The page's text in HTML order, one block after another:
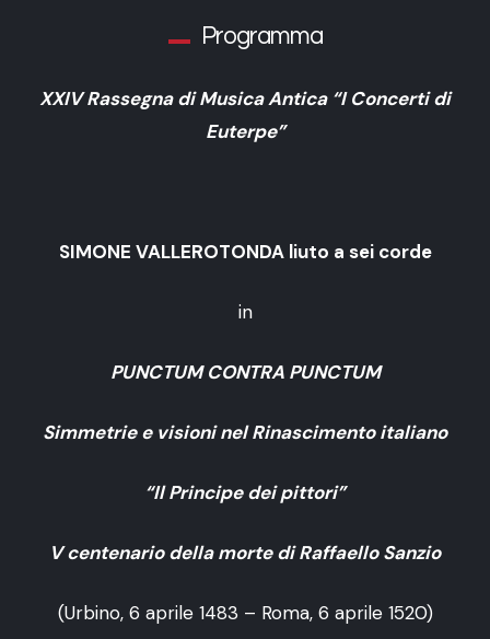
Programma
XXIV Rassegna di Musica Antica “I Concerti di
Euterpe”
SIMONE VALLEROTONDA liuto a sei corde
in
PUNCTUM CONTRA PUNCTUM
Simmetrie e visioni nel Rinascimento italiano
“Il Principe dei pittori”
V centenario della morte di Raffaello Sanzio
(Urbino, 6 aprile 1483 – Roma, 6 aprile 1520)